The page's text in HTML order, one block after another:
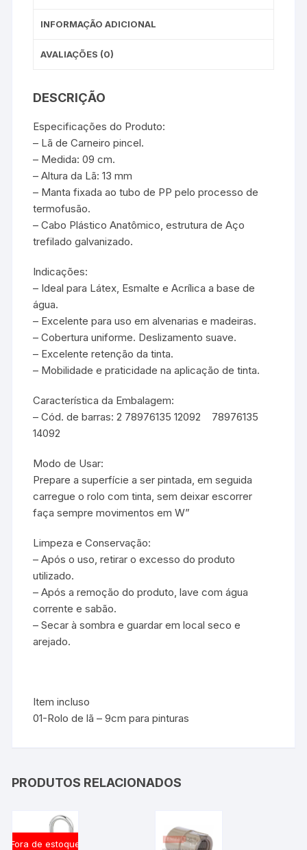
INFORMAÇÃO ADICIONAL
AVALIAÇÕES (0)
DESCRIÇÃO
Especificações do Produto:
– Lã de Carneiro pincel.
– Medida: 09 cm.
– Altura da Lã: 13 mm
– Manta fixada ao tubo de PP pelo processo de
termofusão.
– Cabo Plástico Anatômico, estrutura de Aço
trefilado galvanizado.
Indicações:
– Ideal para Látex, Esmalte e Acrílica a base de
água.
– Excelente para uso em alvenarias e madeiras.
– Cobertura uniforme. Deslizamento suave.
– Excelente retenção da tinta.
– Mobilidade e praticidade na aplicação de tinta.
Característica da Embalagem:
– Cód. de barras: 2 78976135 12092 78976135
14092
Modo de Usar:
Prepare a superfície a ser pintada, em seguida
carregue o rolo com tinta, sem deixar escorrer
faça sempre movimentos em W”
Limpeza e Conservação:
– Após o uso, retirar o excesso do produto
utilizado.
– Após a remoção do produto, lave com água
corrente e sabão.
– Secar à sombra e guardar em local seco e
arejado.
Item incluso
01-Rolo de lã – 9cm para pinturas
PRODUTOS RELACIONADOS
Fora de estoque